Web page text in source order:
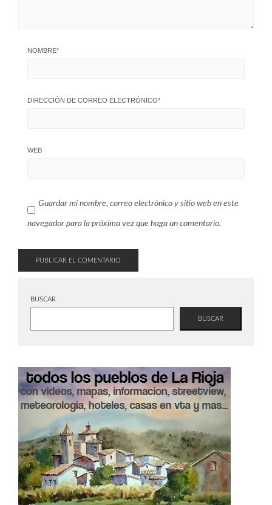
NOMBRE*
DIRECCIÓN DE CORREO ELECTRÓNICO*
WEB
Guardar mi nombre, correo electrónico y sitio web en este
navegador para la próxima vez que haga un comentario.
BUSCAR
BUSCAR